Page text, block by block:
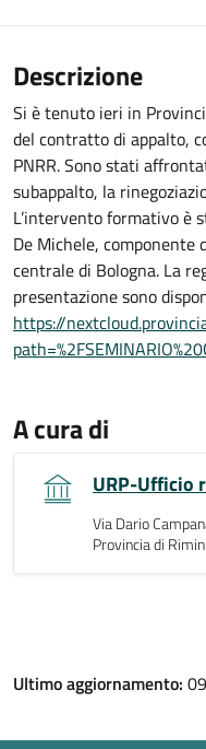
Descrizione
Si è tenuto ieri in
del contratto di appalto,
PNRR. Sono stati
subappalto, la
L’intervento formativo è
De Michele, componente
centrale di Bologna. La
presentazione sono
https://
A cura di
URP-Ufficio
Via Dario
Provincia di
Ultimo aggiornamento: